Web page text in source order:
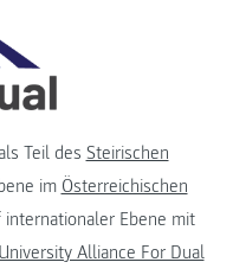
Teil des Steirischen
im Österreichischen
Ebene mit
Alliance For Dual